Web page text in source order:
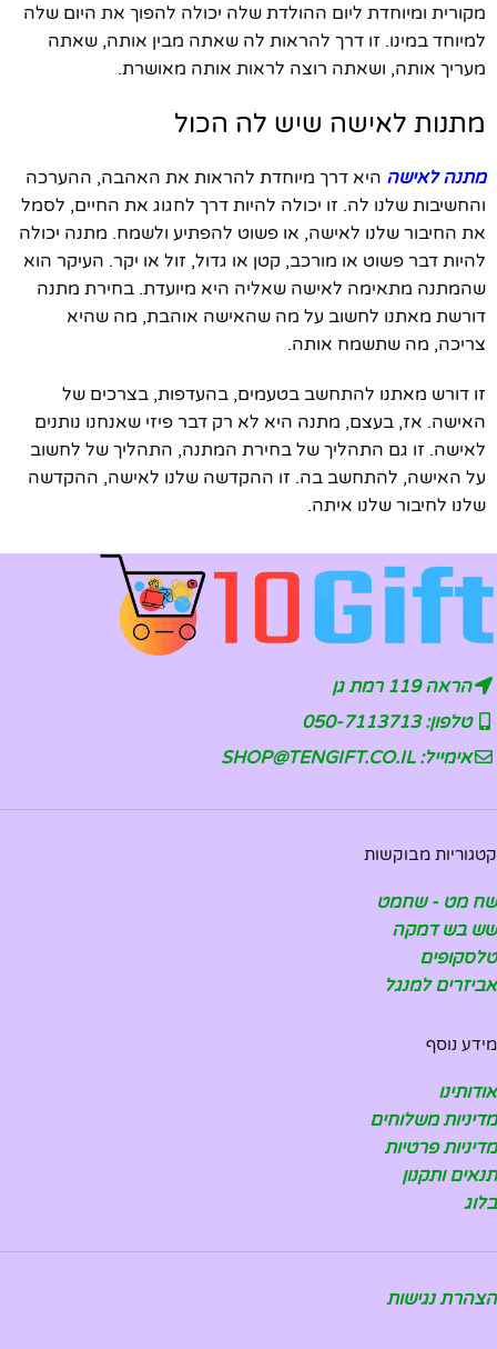
מקורית ומיוחדת ליום ההולדת שלה יכולה להפוך את היום שלה
למיוחד במינו. זו דרך להראות לה שאתה מבין אותה, שאתה
מעריך אותה, ושאתה רוצה לראות אותה מאושרת.
מתנות לאישה שיש לה הכול
מתנה לאישה היא דרך מיוחדת להראות את האהבה, ההערכה
והחשיבות שלנו לה. זו יכולה להיות דרך לחגוג את החיים, לסמל
את החיבור שלנו לאישה, או פשוט להפתיע ולשמח. מתנה יכולה
להיות דבר פשוט או מורכב, קטן או גדול, זול או יקר. העיקר הוא
שהמתנה מתאימה לאישה שאליה היא מיועדת. בחירת מתנה
דורשת מאתנו לחשוב על מה שהאישה אוהבת, מה שהיא
צריכה, מה שתשמח אותה.
זו דורש מאתנו להתחשב בטעמים, בהעדפות, בצרכים של
האישה. אז, בעצם, מתנה היא לא רק דבר פיזי שאנחנו נותנים
לאישה. זו גם התהליך של בחירת המתנה, התהליך של לחשוב
על האישה, להתחשב בה. זו ההקדשה שלנו לאישה, ההקדשה
שלנו לחיבור שלנו איתה.
הראה 119 רמת גן
טלפון: 050-7113713
אימייל: SHOP@TENGIFT.CO.IL
קטגוריות מבוקשות
שח מט - שחמט
שש בש דמקה
טלסקופים
אביזרים למנגל
מידע נוסף
אודותינו
מדיניות משלוחים
מדיניות פרטיות
תנאים ותקנון
בלוג
הצהרת נגישות